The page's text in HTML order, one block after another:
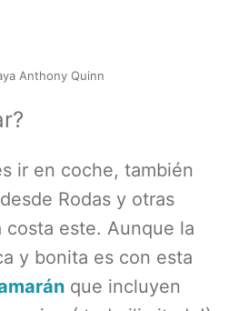
Anthony Quinn
ir en coche, también
Rodas y otras
costa este. Aunque la
y bonita es con esta
que incluyen